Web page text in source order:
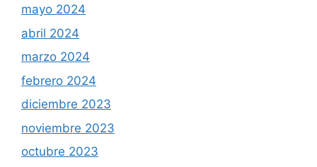
mayo 2024
abril 2024
marzo 2024
febrero 2024
diciembre 2023
noviembre 2023
octubre 2023